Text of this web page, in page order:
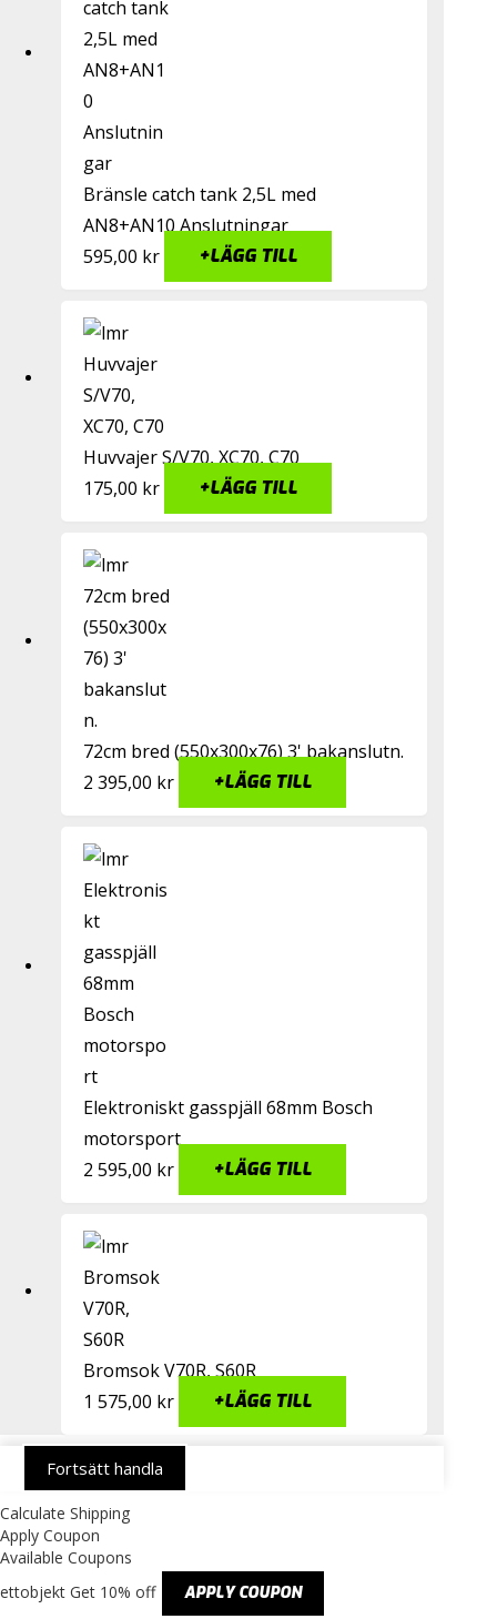
Bränsle catch tank 2,5L med
AN8+AN10 Anslutningar
595,00 kr +LÄGG TILL
Huvvajer S/V70, XC70, C70
175,00 kr +LÄGG TILL
72cm bred (550x300x76) 3' bakanslutn.
2 395,00 kr +LÄGG TILL
Elektroniskt gasspjäll 68mm Bosch
motorsport
2 595,00 kr +LÄGG TILL
Bromsok V70R, S60R
1 575,00 kr +LÄGG TILL
Fortsätt handla
Calculate Shipping
Apply Coupon
Available Coupons
ettobjekt Get 10% off APPLY COUPON